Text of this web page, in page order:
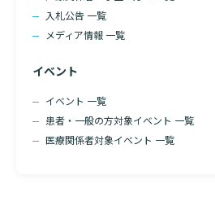
入札公告 一覧
メディア情報 一覧
イベント
イベント 一覧
患者・一般の方対象イベント 一覧
医療関係者対象イベント 一覧